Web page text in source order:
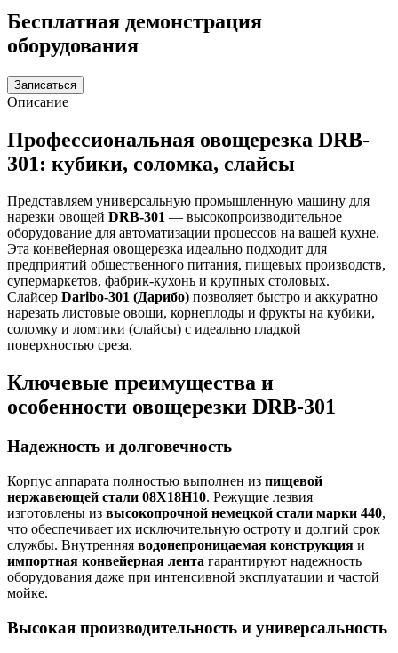
Бесплатная демонстрация
оборудования
Записаться
Описание
Профессиональная овощерезка DRB-
301: кубики, соломка, слайсы
Представляем универсальную промышленную машину для
нарезки овощей DRB-301 — высокопроизводительное
оборудование для автоматизации процессов на вашей кухне.
Эта конвейерная овощерезка идеально подходит для
предприятий общественного питания, пищевых производств,
супермаркетов, фабрик-кухонь и крупных столовых.
Слайсер Daribo-301 (Дарибо) позволяет быстро и аккуратно
нарезать листовые овощи, корнеплоды и фрукты на кубики,
соломку и ломтики (слайсы) с идеально гладкой
поверхностью среза.
Ключевые преимущества и
особенности овощерезки DRB-301
Надежность и долговечность
Корпус аппарата полностью выполнен из пищевой
нержавеющей стали 08Х18Н10. Режущие лезвия
изготовлены из высокопрочной немецкой стали марки 440,
что обеспечивает их исключительную остроту и долгий срок
службы. Внутренняя водонепроницаемая конструкция и
импортная конвейерная лента гарантируют надежность
оборудования даже при интенсивной эксплуатации и частой
мойке.
Высокая производительность и универсальность